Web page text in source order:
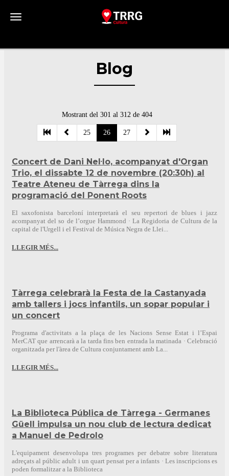
Toggle navigation
Blog
Mostrant del 301 al 312 de 404
25 26 27
Concert de Dani Nel·lo, acompanyat d'Organ
Trio, el dissabte 12 de novembre (20:30h) al
Teatre Ateneu de Tàrrega dins la
programació del Ponent Roots
El saxofonista barceloní interpretarà el seu repertori de blues i jazz
acompanyat del so de l’orgue Hammond · La Regidoria de Cultura de la
capital de l'Urgell i el Festival de Música Negra de Llei...
LLEGIR MÉS...
Tàrrega celebrarà la Festa de la Castanyada
amb tallers i jocs infantils, un sopar popular i
un concert
Programa d'activitats a la plaça de les Nacions Sense Estat i l’Espai
MerCAT que arrencarà a la tarda fins ben entrada la matinada · Celebració
organitzada per l'àrea de Cultura conjuntament amb La...
LLEGIR MÉS...
La Biblioteca Pública de Tàrrega - Germanes
Güell impulsa un nou club de lectura dedicat
a Manuel de Pedrolo
L'equipament desenvolupa tres programes per debatre sobre literatura
adreçats al públic adult i un quart pensat per a infants · Les inscripcions es
poden formalitzar a la Biblioteca